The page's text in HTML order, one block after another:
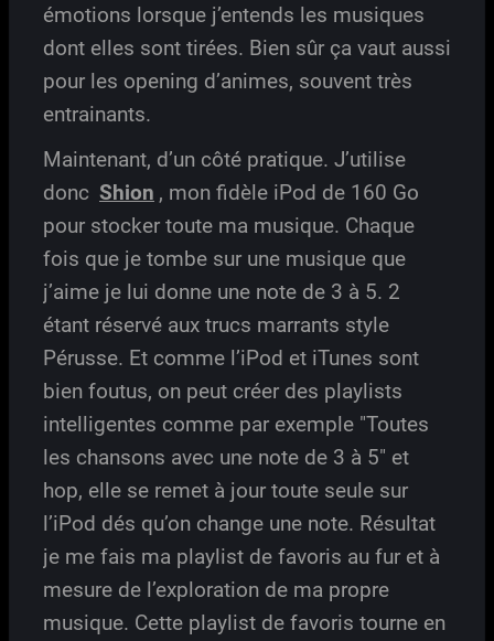
émotions lorsque j’entends les musiques
dont elles sont tirées. Bien sûr ça vaut aussi
pour les opening d’animes, souvent très
entrainants.
Maintenant, d’un côté pratique. J’utilise
donc Shion , mon fidèle iPod de 160 Go
pour stocker toute ma musique. Chaque
fois que je tombe sur une musique que
j’aime je lui donne une note de 3 à 5. 2
étant réservé aux trucs marrants style
Pérusse. Et comme l’iPod et iTunes sont
bien foutus, on peut créer des playlists
intelligentes comme par exemple "Toutes
les chansons avec une note de 3 à 5" et
hop, elle se remet à jour toute seule sur
l’iPod dés qu’on change une note. Résultat
je me fais ma playlist de favoris au fur et à
mesure de l’exploration de ma propre
musique. Cette playlist de favoris tourne en